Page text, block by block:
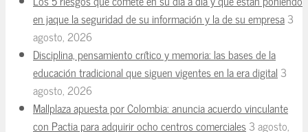
en jaque la seguridad de su información y la de su empresa3
agosto, 2026
Disciplina, pensamiento crítico y memoria: las bases de la
educación tradicional que siguen vigentes en la era digital 3
agosto, 2026
Mallplaza apuesta por Colombia: anuncia acuerdo vinculante
con Pactia para adquirir ocho centros comerciales3 agosto,